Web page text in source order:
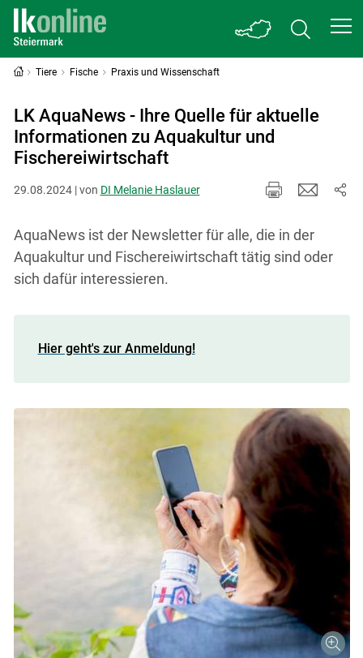
Tiere Fische Praxis und Wissenschaft
LK AquaNews - Ihre Quelle für aktuelle
Informationen zu Aquakultur und
Fischereiwirtschaft
29.08.2024 | von DI Melanie Haslauer
AquaNews ist der Newsletter für alle, die in der
Aquakultur und Fischereiwirtschaft tätig sind oder
sich dafür interessieren.
Hier geht's zur Anmeldung!